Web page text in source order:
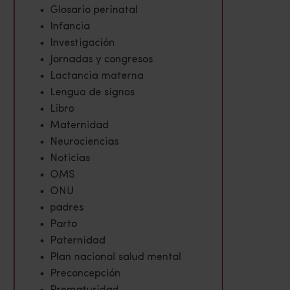
Glosario perinatal
Infancia
Investigación
Jornadas y congresos
Lactancia materna
Lengua de signos
Libro
Maternidad
Neurociencias
Noticias
OMS
ONU
padres
Parto
Paternidad
Plan nacional salud mental
Preconcepción